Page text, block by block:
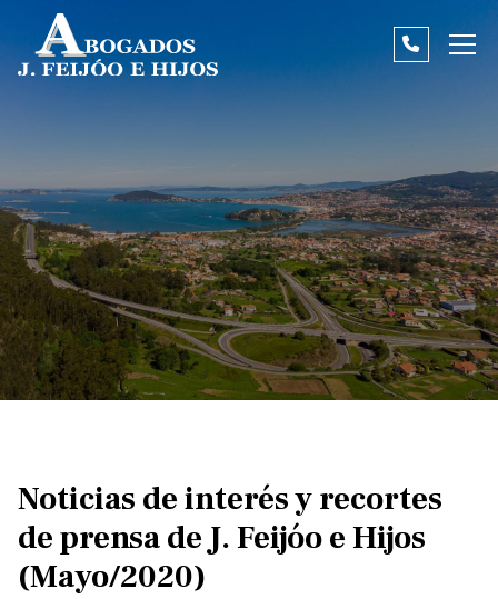
Noticias de interés y recortes
de prensa de J. Feijóo e Hijos
(Mayo/2020)